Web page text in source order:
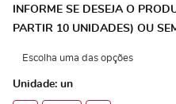
INFORME SE DESEJA O
PARTIR 10 UNIDADES) OU
Unidade: un